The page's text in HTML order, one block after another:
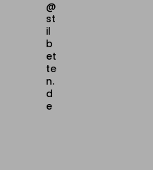
@
st
il
b
et
te
n.
d
e